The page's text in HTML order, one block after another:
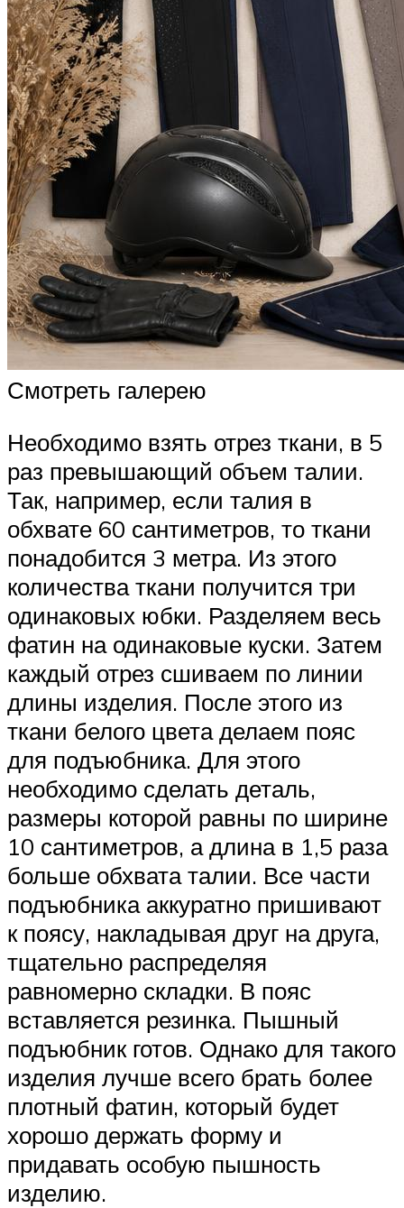
Смотреть галерею
Необходимо взять отрез ткани, в 5
раз превышающий объем талии.
Так, например, если талия в
обхвате 60 сантиметров, то ткани
понадобится 3 метра. Из этого
количества ткани получится три
одинаковых юбки. Разделяем весь
фатин на одинаковые куски. Затем
каждый отрез сшиваем по линии
длины изделия. После этого из
ткани белого цвета делаем пояс
для подъюбника. Для этого
необходимо сделать деталь,
размеры которой равны по ширине
10 сантиметров, а длина в 1,5 раза
больше обхвата талии. Все части
подъюбника аккуратно пришивают
к поясу, накладывая друг на друга,
тщательно распределяя
равномерно складки. В пояс
вставляется резинка. Пышный
подъюбник готов. Однако для такого
изделия лучше всего брать более
плотный фатин, который будет
хорошо держать форму и
придавать особую пышность
изделию.